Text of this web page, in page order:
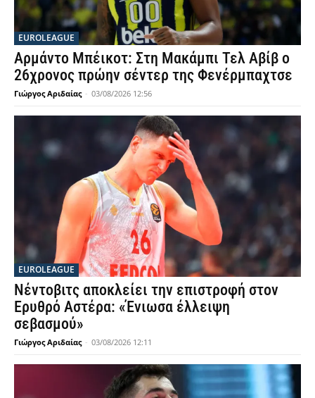
EUROLEAGUE
Αρμάντο Μπέικοτ: Στη Μακάμπι Τελ Αβίβ ο
26χρονος πρώην σέντερ της Φενέρμπαχτσε
Γιώργος Αριδαίας - 03/08/2026 12:56
EUROLEAGUE
Νέντοβιτς αποκλείει την επιστροφή στον
Ερυθρό Αστέρα: «Ένιωσα έλλειψη
σεβασμού»
Γιώργος Αριδαίας - 03/08/2026 12:11